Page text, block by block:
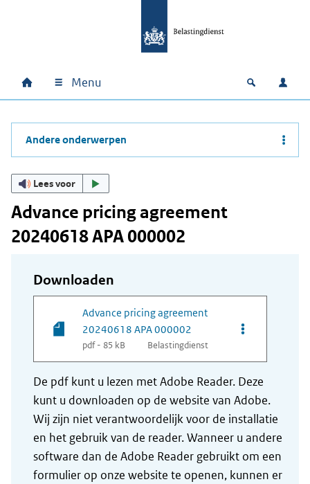
Hoofdnavigatie
Home Menu Open
Andere onderwerpen
Lees voor
Advance pricing agreement
20240618 APA 000002
Downloaden
Advance pricing agreement
20240618 APA 000002
pdf - 85 kB Belastingdienst
Opties van
De pdf kunt u lezen met Adobe Reader. Deze
kunt u downloaden op de website van Adobe.
Wij zijn niet verantwoordelijk voor de installatie
en het gebruik van de reader. Wanneer u andere
software dan de Adobe Reader gebruikt om een
formulier op onze website te openen, kunnen er